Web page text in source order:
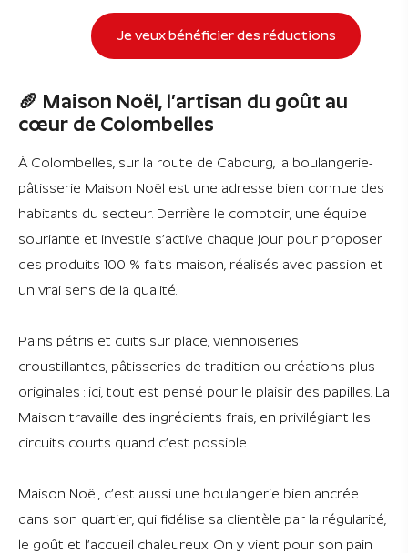
Je veux bénéficier des réductions
🥖 Maison Noël, l’artisan du goût au
cœur de Colombelles
À Colombelles, sur la route de Cabourg, la boulangerie-
pâtisserie Maison Noël est une adresse bien connue des
habitants du secteur. Derrière le comptoir, une équipe
souriante et investie s’active chaque jour pour proposer
des produits 100 % faits maison, réalisés avec passion et
un vrai sens de la qualité.
Pains pétris et cuits sur place, viennoiseries
croustillantes, pâtisseries de tradition ou créations plus
originales : ici, tout est pensé pour le plaisir des papilles. La
Maison travaille des ingrédients frais, en privilégiant les
circuits courts quand c’est possible.
Maison Noël, c’est aussi une boulangerie bien ancrée
dans son quartier, qui fidélise sa clientèle par la régularité,
le goût et l’accueil chaleureux. On y vient pour son pain